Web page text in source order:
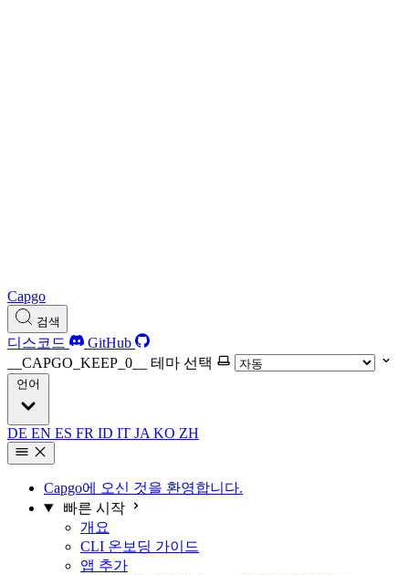
Capgo
검색
디스코드
GitHub
__CAPGO_KEEP_0__ 테마 선택
언어
DE EN ES FR ID IT JA KO ZH
Capgo에 오신 것을 환영합니다.
빠른 시작
개요
CLI 온보딩 가이드
앱 추가